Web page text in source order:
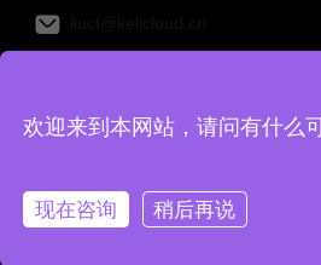
MES管理系统 设备管理系统
仓储管理系统
2022001416号-2|网站地图
欢迎来到本网站，请问有什么
现在咨询 稍后再说